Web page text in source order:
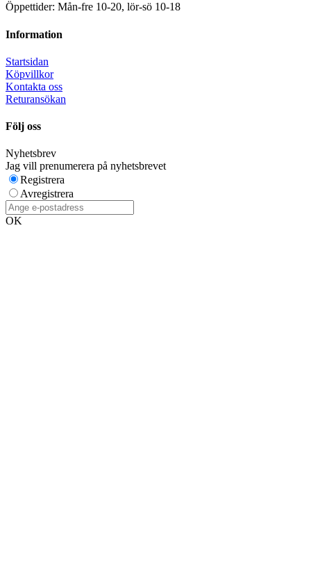
Öppettider: Mån-fre 10-20, lör-sö 10-18
Information
Startsidan
Köpvillkor
Kontakta oss
Returansökan
Följ oss
Nyhetsbrev
Jag vill prenumerera på nyhetsbrevet
Registrera
Avregistrera
OK